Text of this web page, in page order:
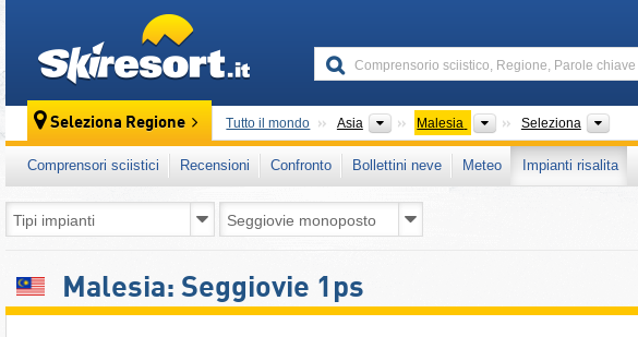
Seleziona Regione Tutto il mondo Asia Continenti
Malesia PaesiSeleziona
Comprensori sciistici Recensioni Confronto Bollettini neve Meteo Impianti risalita
Malesia: Seggiovie 1ps